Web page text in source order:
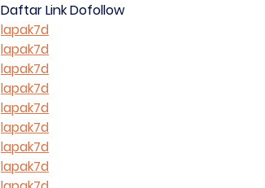
Daftar Link Dofollow
lapak7d
lapak7d
lapak7d
lapak7d
lapak7d
lapak7d
lapak7d
lapak7d